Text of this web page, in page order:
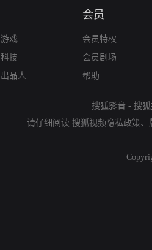
游戏
科技
出品人
会员
会员特权
会员剧场
帮助
搜狐影音 - 搜
请仔细阅读 搜狐视频隐私政策、